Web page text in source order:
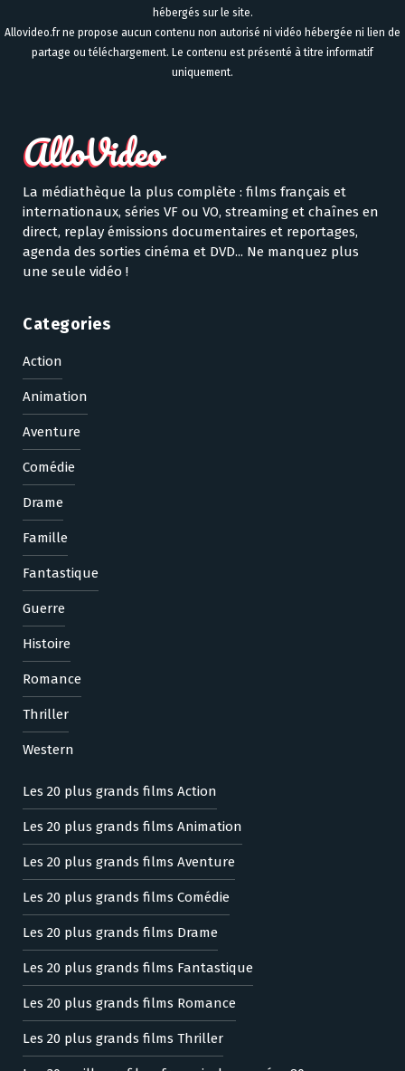
hébergés sur le site.
Allovideo.fr ne propose aucun contenu non autorisé ni vidéo hébergée ni lien de
partage ou téléchargement. Le contenu est présenté à titre informatif
uniquement.
La médiathèque la plus complète : films français et
internationaux, séries VF ou VO, streaming et chaînes en
direct, replay émissions documentaires et reportages,
agenda des sorties cinéma et DVD... Ne manquez plus
une seule vidéo !
Categories
Action
Animation
Aventure
Comédie
Drame
Famille
Fantastique
Guerre
Histoire
Romance
Thriller
Western
Les 20 plus grands films Action
Les 20 plus grands films Animation
Les 20 plus grands films Aventure
Les 20 plus grands films Comédie
Les 20 plus grands films Drame
Les 20 plus grands films Fantastique
Les 20 plus grands films Romance
Les 20 plus grands films Thriller